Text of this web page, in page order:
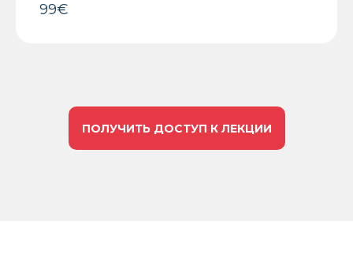
99€
ПОЛУЧИТЬ ДОСТУП К ЛЕКЦИИ